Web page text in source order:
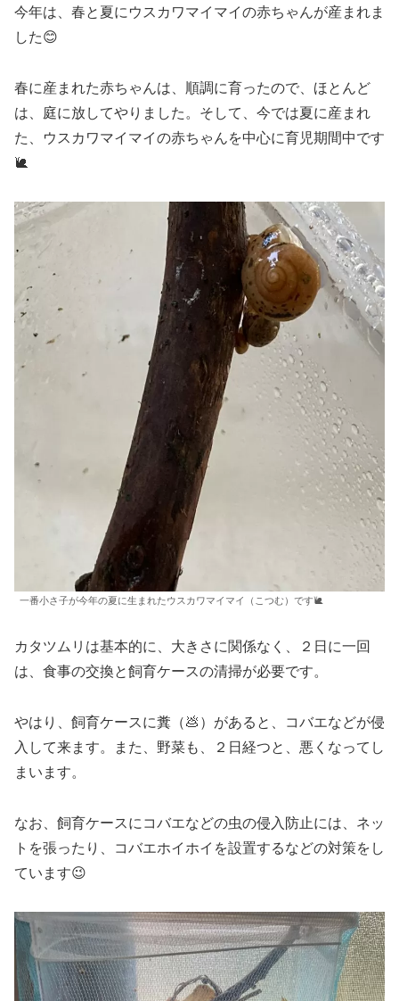
今年は、春と夏にウスカワマイマイの赤ちゃんが産まれま
した😊
春に産まれた赤ちゃんは、順調に育ったので、ほとんど
は、庭に放してやりました。そして、今では夏に産まれ
た、ウスカワマイマイの赤ちゃんを中心に育児期間中です
🐌
一番小さ子が今年の夏に生まれたウスカワマイマイ（こつむ）です🐌
カタツムリは基本的に、大きさに関係なく、２日に一回
は、食事の交換と飼育ケースの清掃が必要です。
やはり、飼育ケースに糞（💩）があると、コバエなどが侵
入して来ます。また、野菜も、２日経つと、悪くなってし
まいます。
なお、飼育ケースにコバエなどの虫の侵入防止には、ネッ
トを張ったり、コバエホイホイを設置するなどの対策をし
ています😉